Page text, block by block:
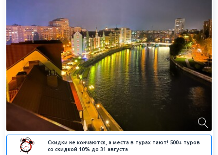
Скидки не кончаются, а места в турах тают! 500+ туров
со скидкой 10% до 31 августа